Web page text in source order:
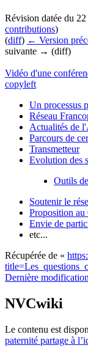
Révision datée du
contributions)
(diff) ← Version
suivante → (diff)
Vidéo d'une
copyleft
Un processus
Réseau
Actualités de
Parcours de
Transmetteur
Evolution des
Outils
Soutenir le
Proposition
Envie de
etc...
Récupérée de «
Dernière
NVCwiki
Le contenu est
paternité partage à